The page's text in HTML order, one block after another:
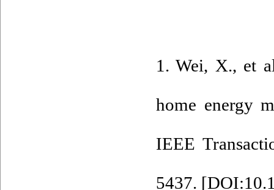
1. Wei, X., et
home energy
IEEE
5437. [